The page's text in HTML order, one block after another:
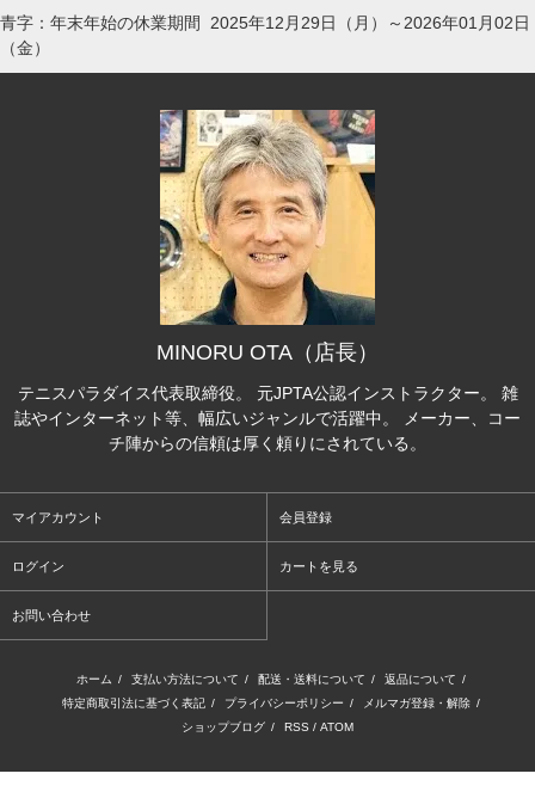
青字：年末年始の休業期間 2025年12月29日（月）～2026年01月02日
（金）
MINORU OTA（店長）
テニスパラダイス代表取締役。 元JPTA公認インストラクター。 雑
誌やインターネット等、幅広いジャンルで活躍中。 メーカー、コー
チ陣からの信頼は厚く頼りにされている。
マイアカウント 会員登録
ログイン カートを見る
お問い合わせ
ホーム / 支払い方法について / 配送・送料について / 返品について /
特定商取引法に基づく表記 / プライバシーポリシー / メルマガ登録・解除 /
ショップブログ / RSS / ATOM